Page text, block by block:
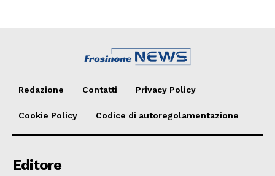
Redazione Contatti Privacy Policy
Cookie Policy Codice di autoregolamentazione
Editore